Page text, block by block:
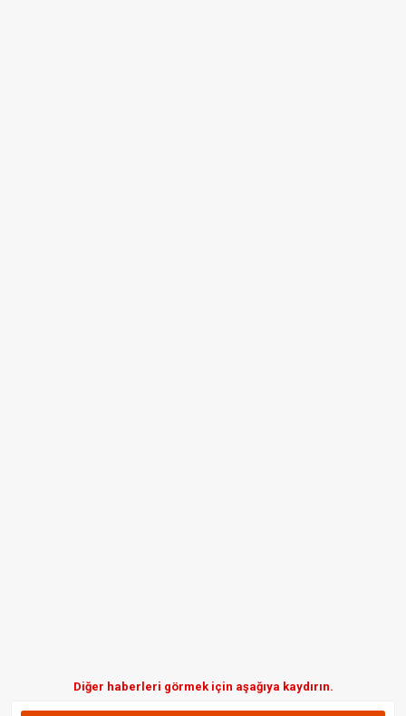
Diğer haberleri görmek için aşağıya kaydırın.